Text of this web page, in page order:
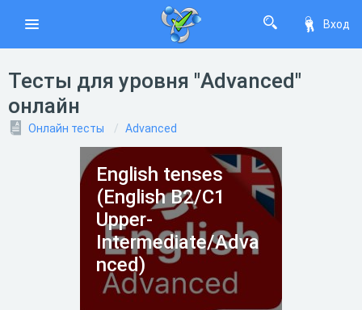
Вход
Тесты для уровня "Advanced"
онлайн
Онлайн тесты Advanced
English tenses
(English B2/C1
Upper-
Intermediate/Adva
nced)